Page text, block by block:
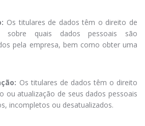
Os titulares de dados têm o direito de
sobre quais dados pessoais são
pela empresa, bem como obter uma
Os titulares de dados têm o direito
ou atualização de seus dados pessoais
incompletos ou desatualizados.